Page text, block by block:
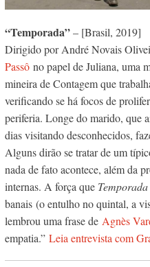
“Temporada”– [Brasil, 2019]
Dirigido por André Novais
Passôno papel de Juliana, uma
mineira de Contagem que
verificando se há focos de
periferia. Longe do marido, que
dias visitando desconhecidos,
Alguns dirão se tratar de um
nada de fato acontece, além da
internas. A força que Temporada
banais (o entulho no quintal, a
lembrou uma frase de Agnès
empatia.” Leia entrevista com